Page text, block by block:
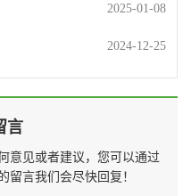
2025-01-08
2024-12-25
言
意见或者建议，您可以通过
留言我们会尽快回复！